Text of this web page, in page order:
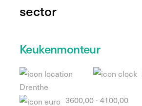
sector
Keukenmonteur
Drenthe
3600,00 - 4100,00